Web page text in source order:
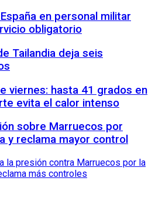
en personal militar
obligatorio
Tailandia deja seis
viernes: hasta 41 grados en
evita el calor intenso
sobre Marruecos por
y reclama mayor control